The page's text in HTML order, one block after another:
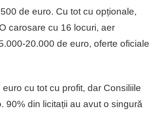
de euro. Cu tot cu opționale,
carosare cu 16 locuri, aer
20.000 de euro, oferte oficiale
cu tot cu profit, dar Consiliile
90% din licitații au avut o singură